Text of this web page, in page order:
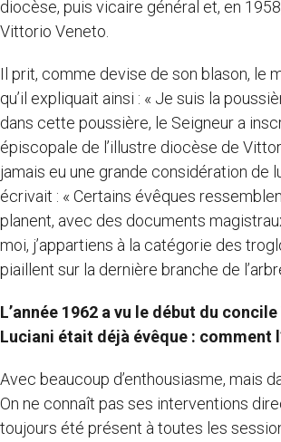
diocèse, puis vicaire général et, en
Vittorio Veneto.
Il prit, comme devise de son blason, le
qu’il expliquait ainsi : « Je suis la
dans cette poussière, le Seigneur a
épiscopale de l’illustre diocèse de
jamais eu une grande considération de
écrivait : « Certains évêques
planent, avec des documents
moi, j’appartiens à la catégorie des
piaillent sur la dernière branche de
L’année 1962 a vu le début du
Luciani était déjà évêque : comment
Avec beaucoup d’enthousiasme, mais
On ne connaît pas ses interventions
toujours été présent à toutes les